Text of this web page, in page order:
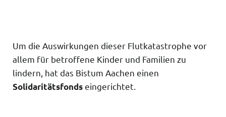
Um die Auswirkungen dieser Flutkatastrophe vor
allem für betroffene Kinder und Familien zu
lindern, hat das Bistum Aachen einen
Solidaritätsfondseingerichtet.